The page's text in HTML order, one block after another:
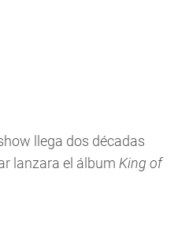
llega dos décadas
lanzara el álbum King of